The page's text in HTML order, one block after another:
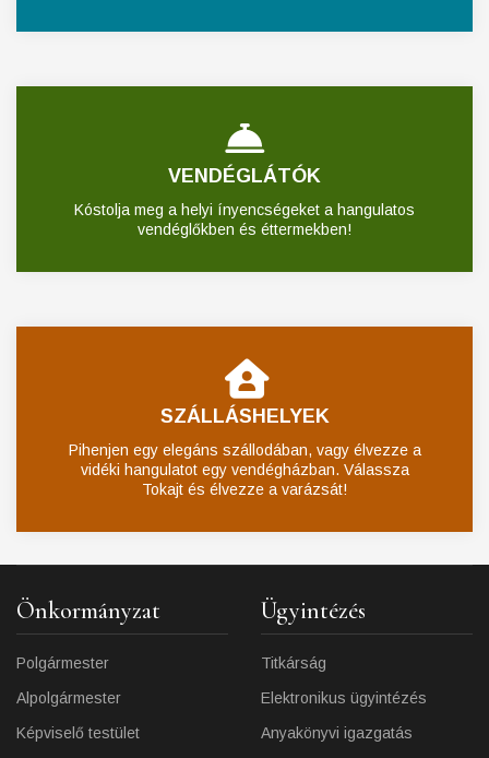
VENDÉGLÁTÓK
Kóstolja meg a helyi ínyencségeket a hangulatos
vendéglőkben és éttermekben!
SZÁLLÁSHELYEK
Pihenjen egy elegáns szállodában, vagy élvezze a
vidéki hangulatot egy vendégházban. Válassza
Tokajt és élvezze a varázsát!
Önkormányzat
Polgármester
Alpolgármester
Képviselő testület
Ügyintézés
Titkárság
Elektronikus ügyintézés
Anyakönyvi igazgatás